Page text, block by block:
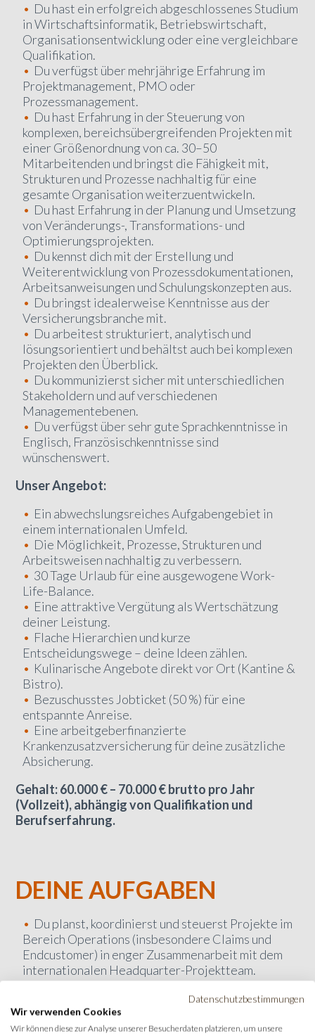
Du hast ein erfolgreich abgeschlossenes Studium
in Wirtschaftsinformatik, Betriebswirtschaft,
Organisationsentwicklung oder eine vergleichbare
Qualifikation.
Du verfügst über mehrjährige Erfahrung im
Projektmanagement, PMO oder
Prozessmanagement.
Du hast Erfahrung in der Steuerung von
komplexen, bereichsübergreifenden Projekten mit
einer Größenordnung von ca. 30–50
Mitarbeitenden und bringst die Fähigkeit mit,
Strukturen und Prozesse nachhaltig für eine
gesamte Organisation weiterzuentwickeln.
Du hast Erfahrung in der Planung und Umsetzung
von Veränderungs-, Transformations- und
Optimierungsprojekten.
Du kennst dich mit der Erstellung und
Weiterentwicklung von Prozessdokumentationen,
Arbeitsanweisungen und Schulungskonzepten aus.
Du bringst idealerweise Kenntnisse aus der
Versicherungsbranche mit.
Du arbeitest strukturiert, analytisch und
lösungsorientiert und behältst auch bei komplexen
Projekten den Überblick.
Du kommunizierst sicher mit unterschiedlichen
Stakeholdern und auf verschiedenen
Managementebenen.
Du verfügst über sehr gute Sprachkenntnisse in
Englisch, Französischkenntnisse sind
wünschenswert.
Unser Angebot:
Ein abwechslungsreiches Aufgabengebiet in
einem internationalen Umfeld.
Die Möglichkeit, Prozesse, Strukturen und
Arbeitsweisen nachhaltig zu verbessern.
30 Tage Urlaub für eine ausgewogene Work-
Life-Balance.
Eine attraktive Vergütung als Wertschätzung
deiner Leistung.
Flache Hierarchien und kurze
Entscheidungswege – deine Ideen zählen.
Kulinarische Angebote direkt vor Ort (Kantine &
Bistro).
Bezuschusstes Jobticket (50 %) für eine
entspannte Anreise.
Eine arbeitgeberfinanzierte
Krankenzusatzversicherung für deine zusätzliche
Absicherung.
Gehalt: 60.000 € – 70.000 € brutto pro Jahr
(Vollzeit), abhängig von Qualifikation und
Berufserfahrung.
DEINE AUFGABEN
Du planst, koordinierst und steuerst Projekte im
Bereich Operations (insbesondere Claims und
Endcustomer) in enger Zusammenarbeit mit dem
internationalen Headquarter-Projektteam.
Du erstellst und steuerst Projektpläne,
Meilensteine und Maßnahmenpakete und stellst
deren konsequente Nachverfolgung sicher.
Du sorgst für eine termingerechte Umsetzung
Datenschutzbestimmungen
Wir verwenden Cookies
Wir können diese zur Analyse unserer Besucherdaten platzieren, um unsere